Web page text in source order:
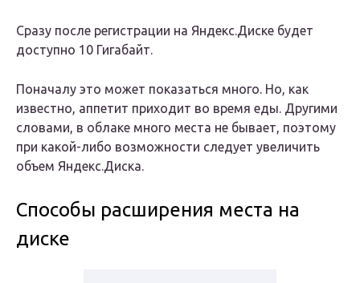
Сразу после регистрации на Яндекс.Диске будет
доступно 10 Гигабайт.
Поначалу это может показаться много. Но, как
известно, аппетит приходит во время еды. Другими
словами, в облаке много места не бывает, поэтому
при какой-либо возможности следует увеличить
объем Яндекс.Диска.
Способы расширения места на
диске